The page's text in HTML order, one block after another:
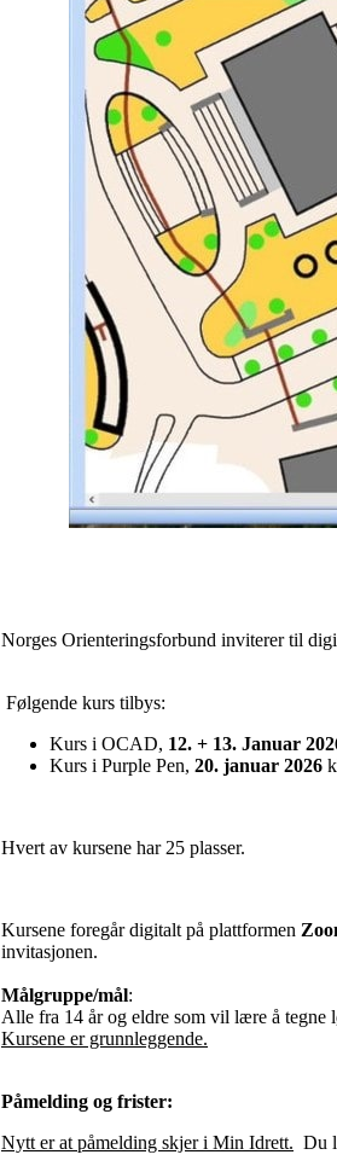
Norges Orienteringsforbund inviterer til
Følgende kurs tilbys:
Kurs i OCAD, 12. + 13. Januar
Kurs i Purple Pen, 20. januar 2026
Hvert av kursene har 25 plasser.
Kursene foregår digitalt på plattformen
invitasjonen.
Målgruppe/mål:
Alle fra 14 år og eldre som vil lære å
Kursene er grunnleggende.
Påmelding og frister:
Nytt er at påmelding skjer i Min Idrett. Du